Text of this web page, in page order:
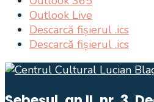
Outlook Live
Descarcă fișierul .ics
Descarcă fișierul .ics